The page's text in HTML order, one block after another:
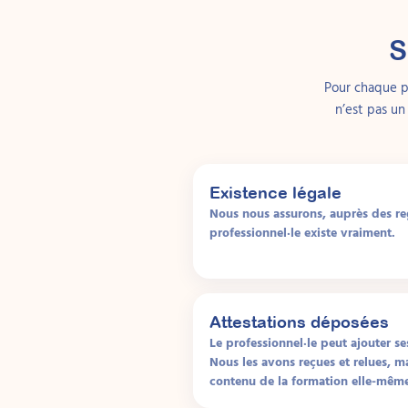
Ce qu’est un
Un programme
à renforcer les
d’un simple
thème prévu à
d’exercices)
progrès. Le
La gestion des
attendus et
Pour chaque
n’est pas
Existence légale
Nous nous assurons, auprès des
professionnel·le existe vraiment.
Attestations déposées
Le professionnel·le peut ajouter
Nous les avons reçues et relues,
contenu de la formation elle-